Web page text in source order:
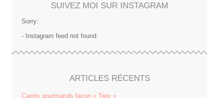
SUIVEZ MOI SUR INSTAGRAM
Sorry:
- Instagram feed not found.
ARTICLES RÉCENTS
Carrés gourmands façon « Twix »